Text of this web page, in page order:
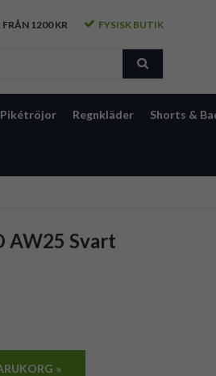
1200 KR FYSISK BUTIK
Pikétröjor Regnkläder Shorts &
AW25 Svart
»